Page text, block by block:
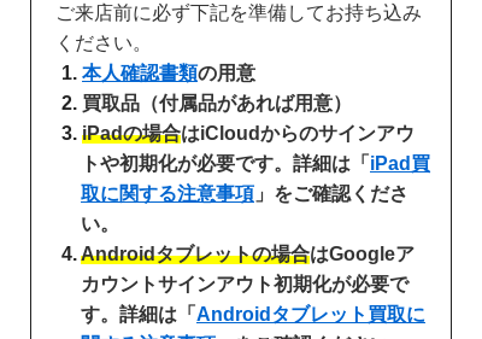
ご来店前に必ず下記を準備してお持ち込み
ください。
本人確認書類の用意
買取品（付属品があれば用意）
iPadの場合はiCloudからのサインアウ
トや初期化が必要です。詳細は「 iPad買
取に関する注意事項 」をご確認くださ
い。
Androidタブレットの場合はGoogleア
カウントサインアウト初期化が必要で
す。詳細は「 Androidタブレット買取に